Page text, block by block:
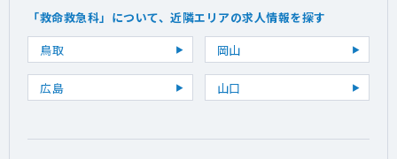
「救命救急科」について、近隣エリアの求人情報を探す
鳥取
岡山
広島 山口